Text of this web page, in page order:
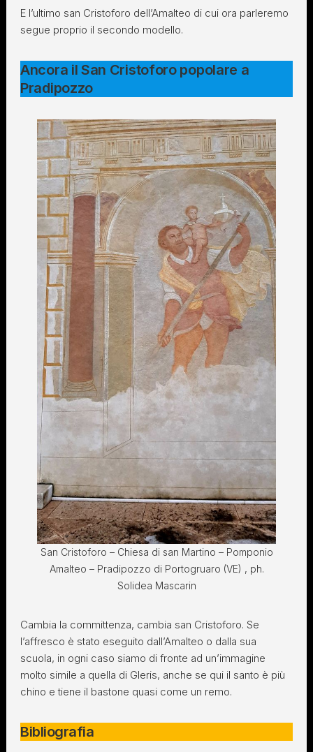
E l’ultimo san Cristoforo dell’Amalteo di cui ora parleremo
segue proprio il secondo modello.
Ancora il San Cristoforo popolare a
Pradipozzo
San Cristoforo – Chiesa di san Martino – Pomponio
Amalteo – Pradipozzo di Portogruaro (VE) , ph.
Solidea Mascarin
Cambia la committenza, cambia san Cristoforo. Se
l’affresco è stato eseguito dall’Amalteo o dalla sua
scuola, in ogni caso siamo di fronte ad un’immagine
molto simile a quella di Gleris, anche se qui il santo è più
chino e tiene il bastone quasi come un remo.
Bibliografia